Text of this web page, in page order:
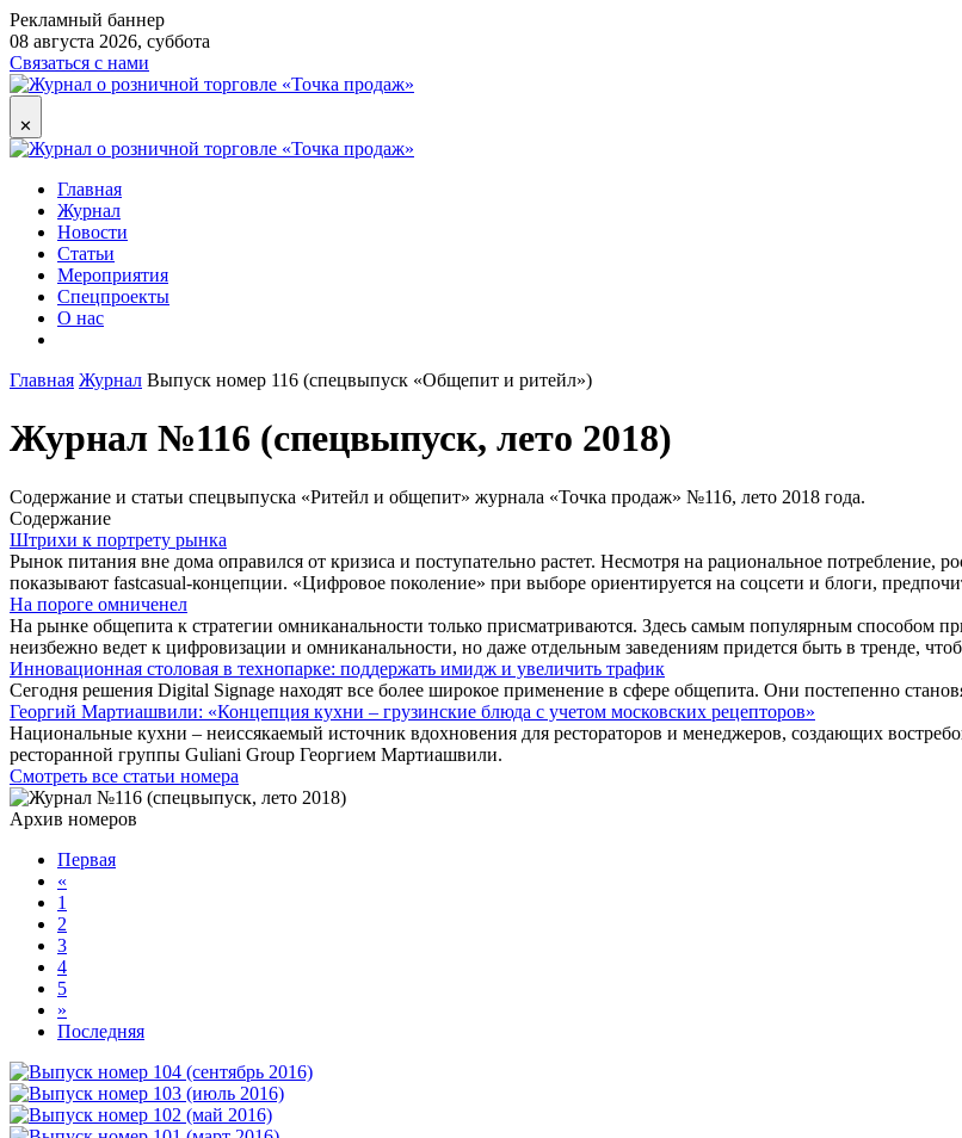
Рекламный баннер
08 августа 2026, суббота
Связаться с нами
✕
Главная
Журнал
Новости
Статьи
Мероприятия
Спецпроекты
О нас
Главная Журнал Выпуск номер 116 (спецвыпуск «Общепит и ритейл»)
Журнал №116 (спецвыпуск, лето 2018)
Содержание и статьи спецвыпуска «Ритейл и общепит» журнала «Точка продаж» №116, лето 2018 года.
Содержание
Штрихи к портрету рынка
Рынок питания вне дома оправился от кризиса и поступательно растет. Несмотря на рациональное
показывают fastcasual-концепции. «Цифровое поколение» при выборе ориентируется на соцсети и блоги,
На пороге омниченел
На рынке общепита к стратегии омниканальности только присматриваются. Здесь самым популярным способом
неизбежно ведет к цифровизации и омниканальности, но даже отдельным заведениям придется быть в тренде,
Инновационная столовая в технопарке: поддержать имидж и увеличить трафик
Сегодня решения Digital Signage находят все более широкое применение в сфере общепита. Они постепенно
Георгий Мартиашвили: «Концепция кухни – грузинские блюда с учетом московских рецепторов»
Национальные кухни – неиссякаемый источник вдохновения для рестораторов и менеджеров, создающих
ресторанной группы Guliani Group Георгием Мартиашвили.
Смотреть все статьи номера
Архив номеров
Первая
«
1
2
3
4
5
»
Последняя